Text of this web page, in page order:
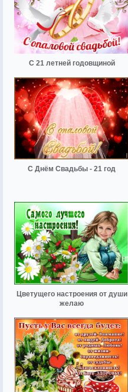
С 21 летней годовщиной
С Днём Свадьбы - 21 год
Цветущего настроения от души
желаю